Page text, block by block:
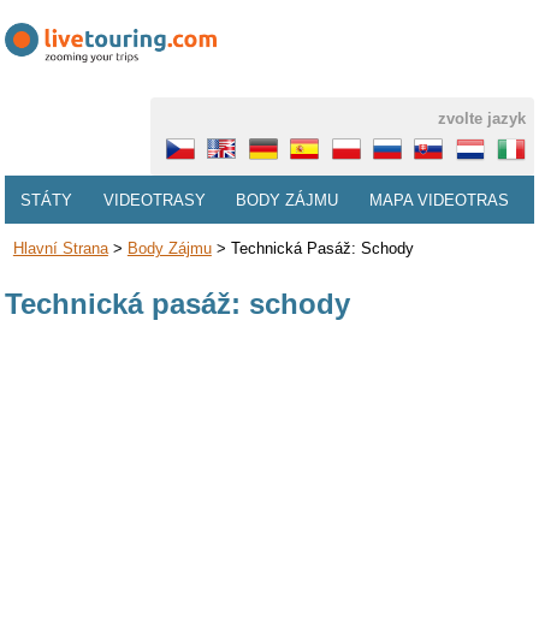
zvolte jazyk
STÁTY VIDEOTRASY BODY ZÁJMU MAPA VIDEOTRAS
Hlavní Strana> Body Zájmu> Technická Pasáž: Schody
Technická pasáž: schody